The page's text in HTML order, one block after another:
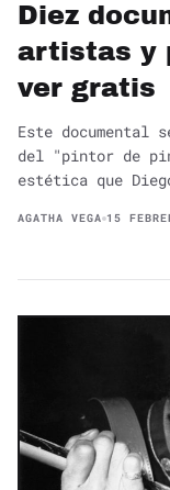
Diez
artistas y
ver gratis
Este documental
del "pintor de
estética que
AGATHA VEGA 15